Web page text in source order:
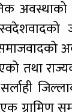
तथा